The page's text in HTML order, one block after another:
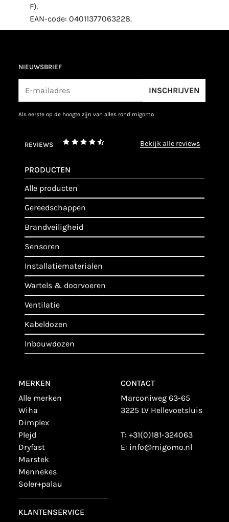
F).
EAN-code: 04011377063228.
NIEUWSBRIEF
INSCHRIJVEN
als eerste op de hoogte zijn van alles rond migomo
REVIEWS bekijk alle reviews
PRODUCTEN
alle producten
gereedschappen
brandveiligheid
sensoren
installatiematerialen
wartels & doorvoeren
ventilatie
kabeldozen
inbouwdozen
MERKEN
alle merken
wiha
dimplex
plejd
dryfast
marstek
mennekes
soler+palau
KLANTENSERVICE
CONTACT
Marconiweg 63-65
3225 LV Hellevoetsluis
T: +31(0)181-324063
E: info@migomo.nl